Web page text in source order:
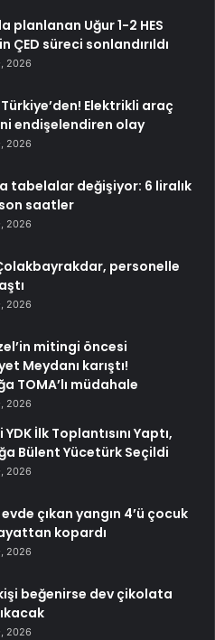
planlanan Uğur 1-2 HES
ÇED süreci sonlandırıldı
2026
Elektrikli araç
endişelendiren olay
2026
tabelalar değişiyor: 6 liralık
saatler
2026
personelle
2026
mitingi öncesi
Meydanı karıştı!
TOMA’lı müdahale
2026
YDK İlk Toplantısını Yaptı,
Bülent Yücetürk Seçildi
2026
çıkan yangın 4’ü çocuk
kopardı
2026
beğenirse dev çikolata
2026